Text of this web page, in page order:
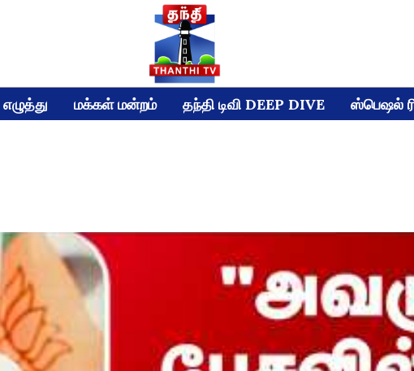
மக்கள் மன்றம் தந்தி டிவி DEEP DIVE ஸ்பெஷல்